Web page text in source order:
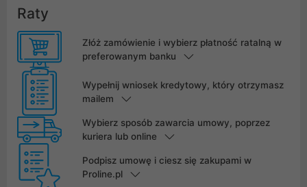
Raty
Złóż zamówienie i wybierz płatność ratalną w
preferowanym banku
Wypełnij wniosek kredytowy, który otrzymasz
mailem
Wybierz sposób zawarcia umowy, poprzez
kuriera lub online
Podpisz umowę i ciesz się zakupami w
Proline.pl